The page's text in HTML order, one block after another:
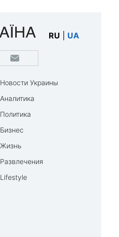
RU UA
Новости Украины
Аналитика
Политика
Бизнес
Жизнь
Развлечения
Lifestyle